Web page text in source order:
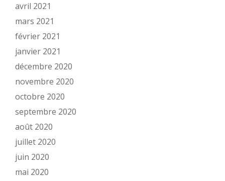
avril 2021
mars 2021
février 2021
janvier 2021
décembre 2020
novembre 2020
octobre 2020
septembre 2020
août 2020
juillet 2020
juin 2020
mai 2020